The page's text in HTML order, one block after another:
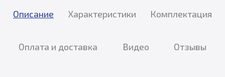
Описание Характеристики Комплектация
Оплата и доставка Видео Отзывы